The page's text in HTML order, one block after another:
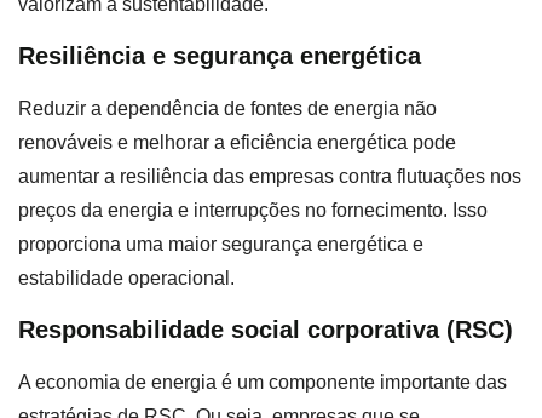
Resiliência e segurança energética
Reduzir a dependência de fontes de energia não
renováveis e melhorar a eficiência energética pode
aumentar a resiliência das empresas contra flutuações nos
preços da energia e interrupções no fornecimento. Isso
proporciona uma maior segurança energética e
estabilidade operacional.
Responsabilidade social corporativa (RSC)
A economia de energia é um componente importante das